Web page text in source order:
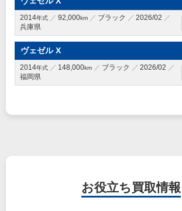
2014年式 92,000km ブラック
2026/02
兵庫県
ヴェゼル X
2014年式 148,000km ブラック
2026/02
福岡県
お役立ち 買取情報